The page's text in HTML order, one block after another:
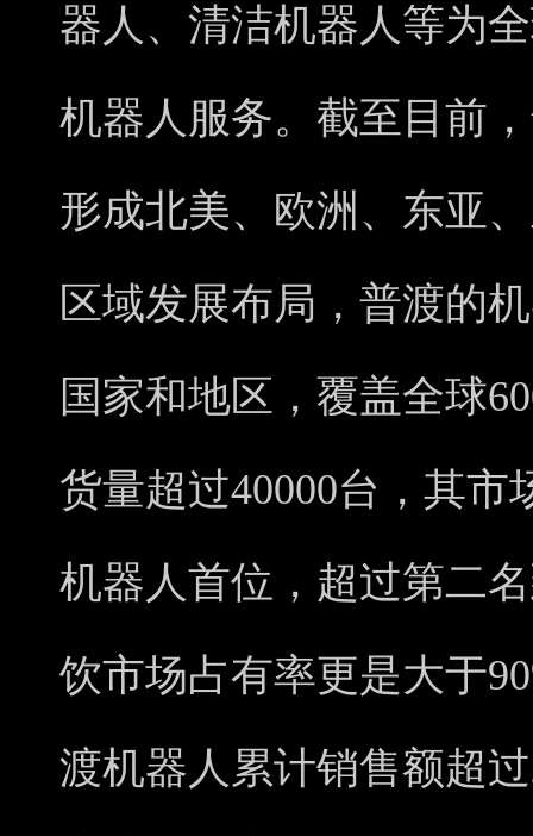
器人、清洁机器人等为
机器人服务。截至目前
形成北美、欧洲、东亚
区域发展布局，普渡的
国家和地区，覆盖全球
货量超过40000台，其
机器人首位，超过第二
饮市场占有率更是大于
渡机器人累计销售额超